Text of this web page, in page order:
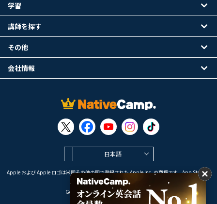
日本語
Apple および Apple ロゴは米国その他の国で登録された Apple Inc. の商標です。App Store は
Apple Inc. のサービスマークです。
Google Play は Google LLC の商標です。
学習
講師を探す
その他
会社情報